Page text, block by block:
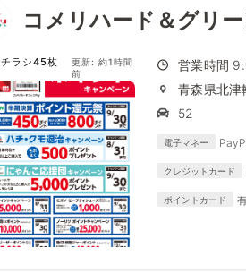
コメリハード＆グリ
ラシ45枚
更新: 約1時間
前
営業時間
青森県北
52
電子マネー
クレジットカード
ポイントカード